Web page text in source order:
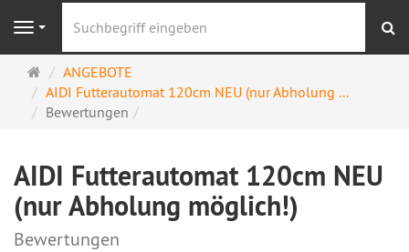
Navigation
Startseite
ANGEBOTE
AIDI Futterautomat 120cm NEU (nur Abholung ...
Bewertungen
AIDI Futterautomat 120cm NEU
(nur Abholung möglich!)
Bewertungen